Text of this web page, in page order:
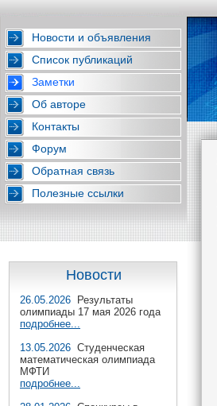
Новости и объявления
Список публикаций
Заметки
Об авторе
Контакты
Форум
Обратная связь
Полезные ссылки
Новости
26.05.2026 Результаты
олимпиады 17 мая 2026 года
подробнее...
13.05.2026 Студенческая
математическая олимпиада
МФТИ
подробнее...